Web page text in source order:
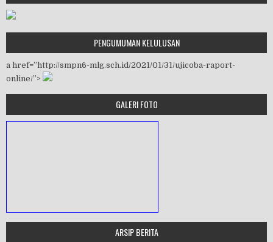
PENGUMUMAN KELULUSAN
a href=”http://smpn6-mlg.sch.id/2021/01/31/ujicoba-raport-
online/”>
GALERI FOTO
ARSIP BERITA